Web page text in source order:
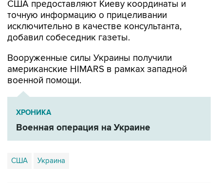
исключительно в качестве консультанта,
добавил собеседник газеты.
Вооруженные силы Украины получили
военной помощи.
ХРОНИКА
Военная операция на Украине
США Украина